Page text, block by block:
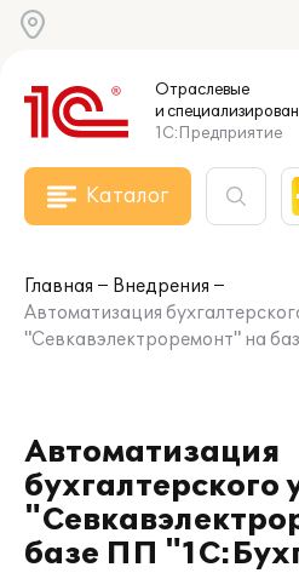
Отраслевые
и
1С:Предприятие
Каталог
Главная
Внедрения
Автоматизация
"Севкавэлектроремонт" на
Автоматизация
бухгалтерского
базе ПП